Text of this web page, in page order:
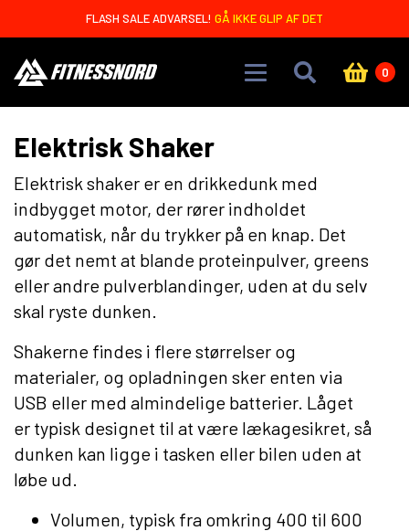
FLASH SALE ADVARSEL! GÅ IKKE GLIP AF DET
0
Elektrisk Shaker
Elektrisk shaker er en drikkedunk med
indbygget motor, der rører indholdet
automatisk, når du trykker på en knap. Det
gør det nemt at blande proteinpulver, greens
eller andre pulverblandinger, uden at du selv
skal ryste dunken.
Shakerne findes i flere størrelser og
materialer, og opladningen sker enten via
USB eller med almindelige batterier. Låget
er typisk designet til at være lækagesikret, så
dunken kan ligge i tasken eller bilen uden at
løbe ud.
Volumen, typisk fra omkring 400 til 600